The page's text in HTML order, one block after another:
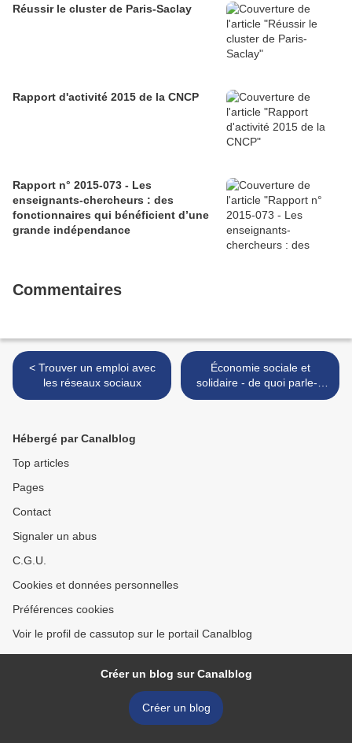
Réussir le cluster de Paris-Saclay
Rapport d'activité 2015 de la CNCP
Rapport n° 2015-073 - Les
enseignants-chercheurs : des
fonctionnaires qui bénéficient d’une
grande indépendance
Commentaires
< Trouver un emploi avec
les réseaux sociaux
Économie sociale et
solidaire - de quoi parle-t-
on >
Hébergé par Canalblog
Top articles
Pages
Contact
Signaler un abus
C.G.U.
Cookies et données personnelles
Préférences cookies
Voir le profil de cassutop sur le portail Canalblog
Créer un blog sur Canalblog
Créer un blog